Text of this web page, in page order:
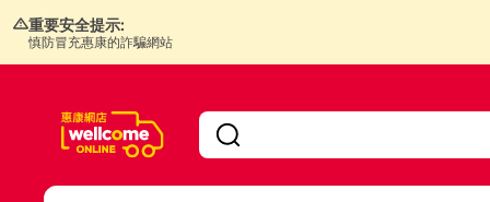
重要安全提示:
慎防冒充惠康的詐騙網站